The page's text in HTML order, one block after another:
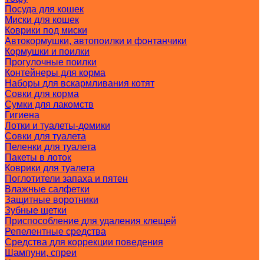
Посуда для кошек
Миски для кошек
Коврики под миски
Автокормушки, автопоилки и фонтанчики
Кормушки и поилки
Прогулочные поилки
Контейнеры для корма
Наборы для вскармливания котят
Совки для корма
Сумки для лакомств
Гигиена
Лотки и туалеты-домики
Совки для туалета
Пеленки для туалета
Пакеты в лоток
Коврики для туалета
Поглотители запаха и пятен
Влажные салфетки
Защитные воротники
Зубные щетки
Приспособление для удаления клещей
Репелентные средства
Средства для коррекции поведения
Шампуни, спреи